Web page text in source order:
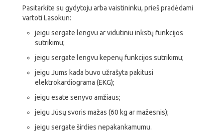
Pasitarkite su gydytoju arba vaistininku, prieš pradėdami
vartoti Lasokun:
jeigu sergate lengvu ar vidutiniu inkstų funkcijos
sutrikimu;
jeigu sergate lengvu kepenų funkcijos sutrikimu;
jeigu Jums kada buvo užrašyta pakitusi
elektrokardiograma (EKG);
jeigu esate senyvo amžiaus;
jeigu Jūsų svoris mažas (60 kg ar mažesnis);
jeigu sergate širdies nepakankamumu.